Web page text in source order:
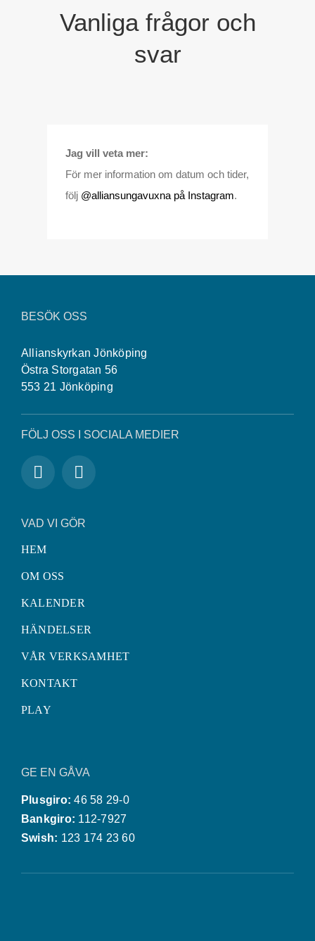
Vanliga frågor och
svar
Jag vill veta mer:
För mer information om datum och tider,
följ @alliansungavuxna på Instagram.
BESÖK OSS
Allianskyrkan Jönköping
Östra Storgatan 56
553 21 Jönköping
FÖLJ OSS I SOCIALA MEDIER
VAD VI GÖR
HEM
OM OSS
KALENDER
HÄNDELSER
VÅR VERKSAMHET
KONTAKT
PLAY
GE EN GÅVA
Plusgiro: 46 58 29-0
Bankgiro: 112-7927
Swish: 123 174 23 60